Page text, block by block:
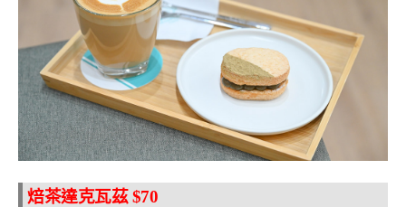
焙茶達克瓦茲 $70